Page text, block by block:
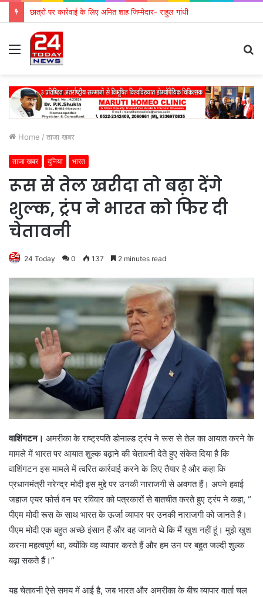
छात्रों पर कार्रवाई के लिए अमित शाह जिम्मेदार- राहुल गांधी
Menu
Home / ताजा खबर
ताजा खबर दुनिया भारत
रूस से तेल खरीदा तो बढ़ा देंगे
शुल्क, ट्रंप ने भारत को फिर दी
चेतावनी
24 Today 0 137 2 minutes read
वाशिंगटन। अमरीका के राष्ट्रपति डोनाल्ड ट्रंप ने रूस से तेल का आयात करने के
मामले में भारत पर आयात शुल्क बढ़ाने की चेतावनी देते हुए संकेत दिया है कि
वाशिंगटन इस मामले में त्वरित कार्रवाई करने के लिए तैयार है और कहा कि
प्रधानमंत्री नरेन्द्र मोदी इस मुद्दे पर उनकी नाराजगी से अवगत हैं। अपने हवाई
जहाज एयर फोर्स वन पर रविवार को पत्रकारों से बातचीत करते हुए ट्रंप ने कहा, “
पीएम मोदी रूस के साथ भारत के ऊर्जा व्यापार पर उनकी नाराजगी को जानते हैं।
पीएम मोदी एक बहुत अच्छे इंसान हैं और वह जानते थे कि मैं खुश नहीं हूं। मुझे खुश
करना महत्वपूर्ण था, क्योंकि वह व्यापार करते हैं और हम उन पर बहुत जल्दी शुल्क
बढ़ा सकते हैं।”
यह चेतावनी ऐसे समय में आई है, जब भारत और अमरीका के बीच व्यापार वार्ता चल